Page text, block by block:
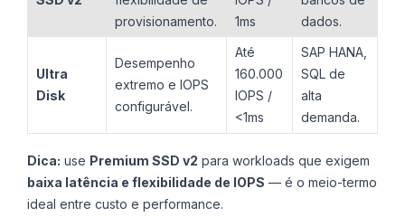
provisionamento.
1ms
dados.
Ultra
Disk
Desempenho
extremo e IOPS
configurável.
Até
160.000
IOPS /
<1ms
SAP HANA,
SQL de
alta
demanda.
Dica: use Premium SSD v2 para workloads que exigem
baixa latência e flexibilidade de IOPS — é o meio-termo
ideal entre custo e performance.